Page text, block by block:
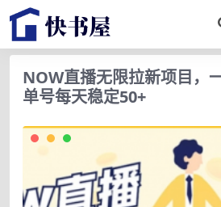
NOW直播无限拉新项目，
单号每天稳定50+